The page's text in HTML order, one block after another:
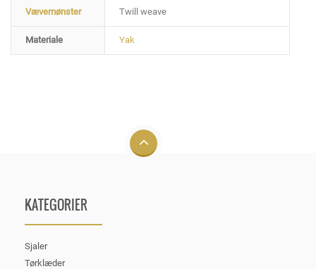
Vævemønster Twill weave
Materiale Yak
KATEGORIER
Sjaler
Tørklæder